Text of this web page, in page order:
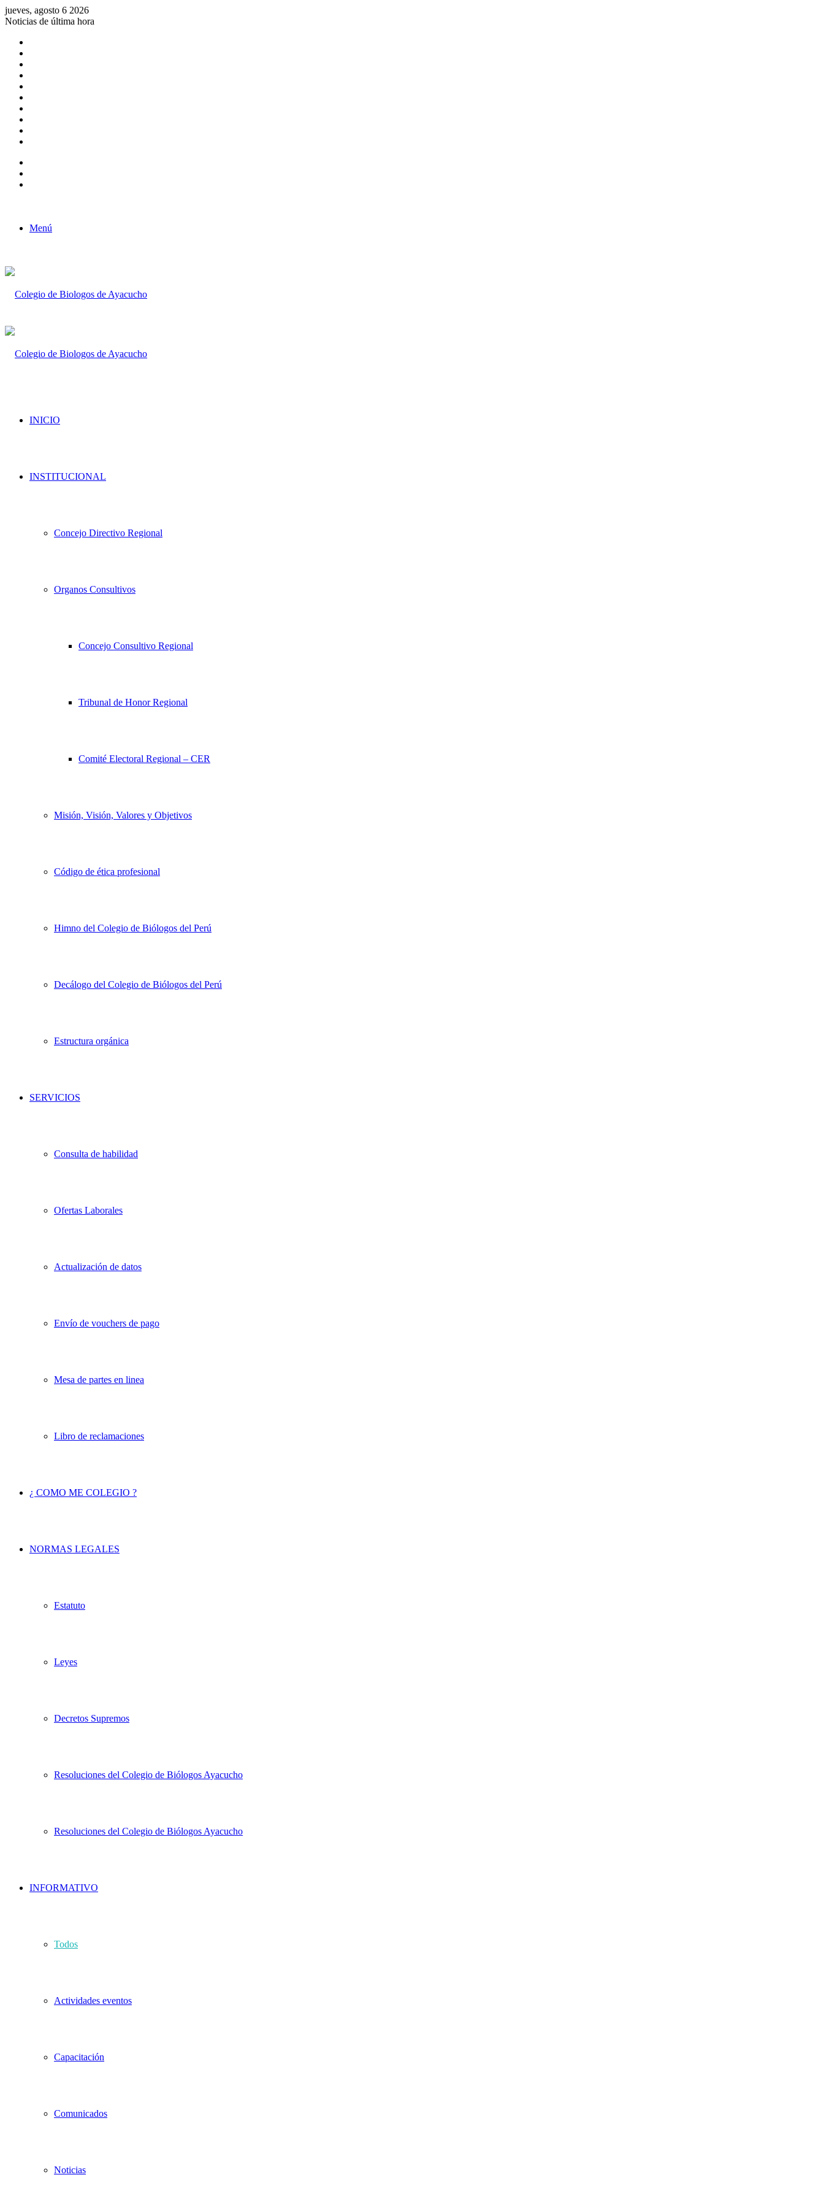
jueves, agosto 6 2026
Noticias de última hora
Menú
INICIO
INSTITUCIONAL
Concejo Directivo Regional
Organos Consultivos
Concejo Consultivo Regional
Tribunal de Honor Regional
Comité Electoral Regional – CER
Misión, Visión, Valores y Objetivos
Código de ética profesional
Himno del Colegio de Biólogos del Perú
Decálogo del Colegio de Biólogos del Perú
Estructura orgánica
SERVICIOS
Consulta de habilidad
Ofertas Laborales
Actualización de datos
Envío de vouchers de pago
Mesa de partes en linea
Libro de reclamaciones
¿ COMO ME COLEGIO ?
NORMAS LEGALES
Estatuto
Leyes
Decretos Supremos
Resoluciones del Colegio de Biólogos Ayacucho
Resoluciones del Colegio de Biólogos Ayacucho
INFORMATIVO
Todos
Actividades eventos
Capacitación
Comunicados
Noticias